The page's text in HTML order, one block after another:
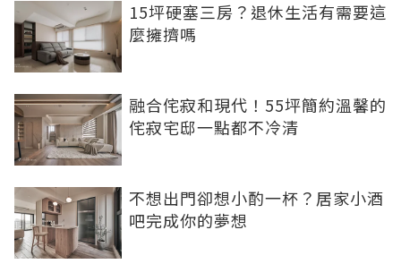
15坪硬塞三房？退休生活有需要這
麼擁擠嗎
融合侘寂和現代！55坪簡約溫馨的
侘寂宅邸一點都不冷清
不想出門卻想小酌一杯？居家小酒
吧完成你的夢想